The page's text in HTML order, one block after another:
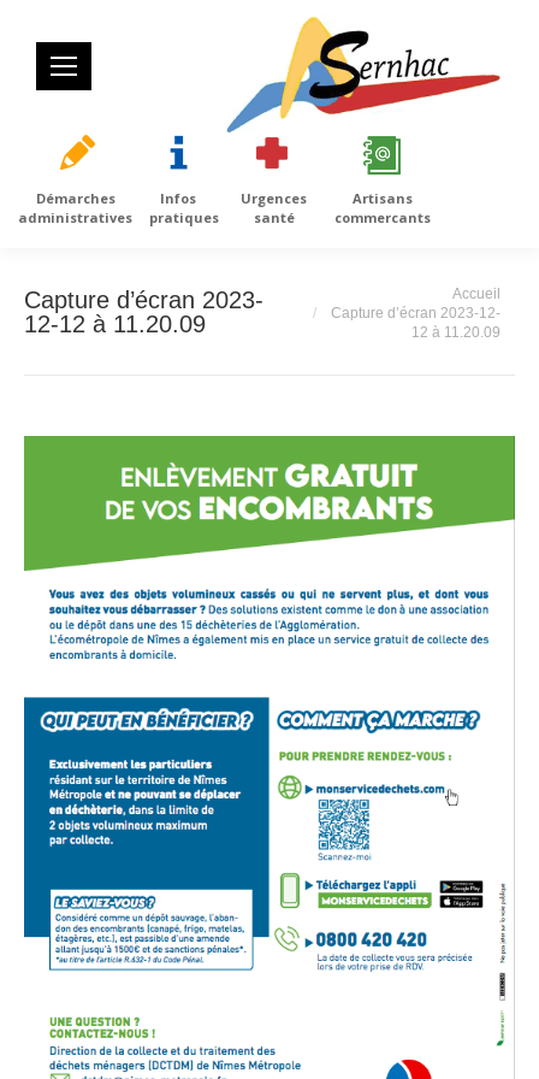
Démarches
administratives
Infos
pratiques
Urgences
santé
Artisans
commercants
Capture d’écran 2023-
12-12 à 11.20.09
Accueil
Capture d’écran 2023-12-
12 à 11.20.09